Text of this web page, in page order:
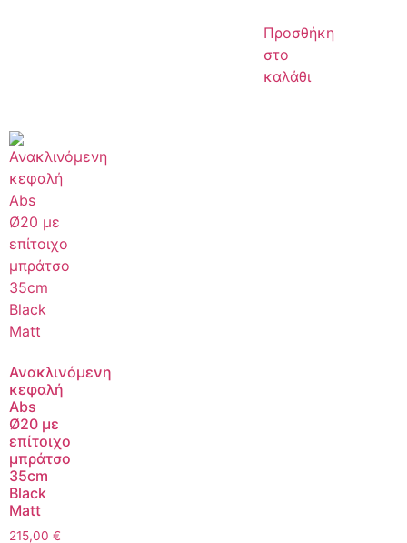
Προσθήκη
στο
καλάθι
Ανακλινόμενη
κεφαλή
Abs
Ø20 με
επίτοιχο
μπράτσο
35cm
Black
Matt
215,00 €